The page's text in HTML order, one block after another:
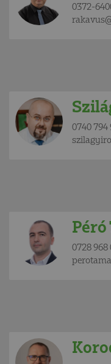
0372-
0740 794
Péró
0728 968